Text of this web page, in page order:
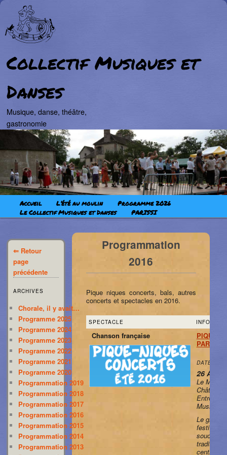
Collectif Musiques et
Danses
Musique, danse, théâtre,
gastronomie
Menu principalAller au contenu principal
Aller au contenu secondaire
Accueil L’été au moulin
Programme 2026
Le Collectif Musiques et Danses
PARISSI
⇐ Retour
page
précédente
ARCHIVES
Chorale, il y avait…
Programme 2025
Programme 2024
Programme 2023
Programme 2022
Programme 2021
Programme 2020
Programmation 2019
Programmation 2018
Programmation 2017
Programmation 2016
Programmation 2015
Programmation 2014
Programmation 2013
Programmation
2016
Pique niques concerts, bals, autres
concerts et spectacles en 2016.
SPECTACLE INFOS
Chanson française
PIQUE-
PARISSI
DATE &
26 Août.
Le
Château
Entrée :
Musique
Le
festival
souche
centrale,